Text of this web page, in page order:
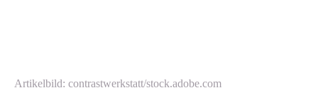
Artikelbild: contrastwerkstatt/stock.adobe.com